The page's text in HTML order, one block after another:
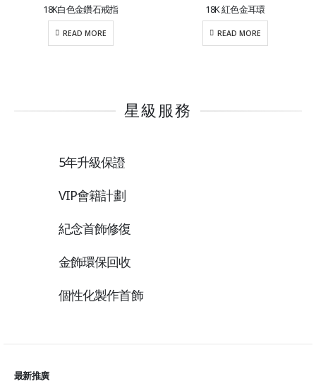
18K白色金鑽石戒指
READ MORE
18K 紅色金耳環
READ MORE
星級服務
5年升級保證
VIP會籍計劃
紀念首飾修復
金飾環保回收
個性化製作首飾
最新推廣